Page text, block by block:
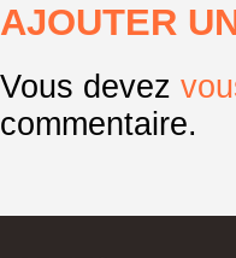
AJOUTER
Vous devez
commentaire.